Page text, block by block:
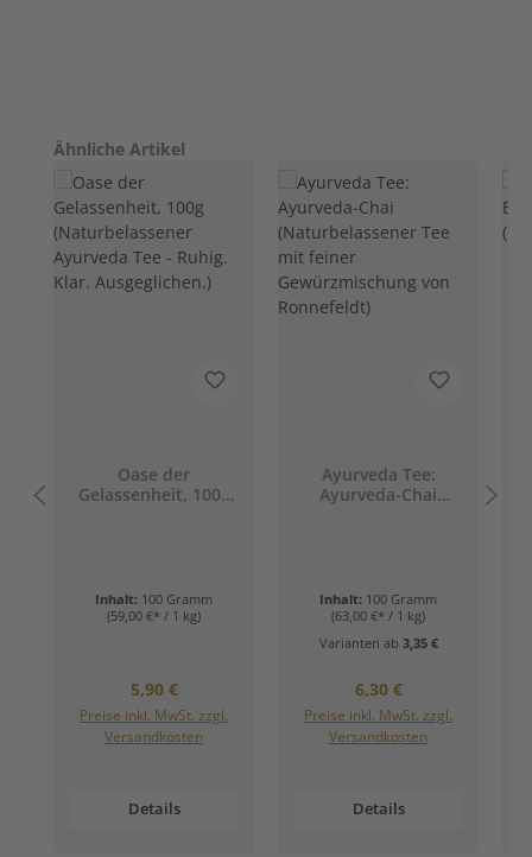
Produktgalerie überspringen
Ähnliche Artikel
Oase der
Gelassenheit, 100g
Inhalt: 100 Gramm
(59,00 €* / 1 kg)
Regulärer Preis:
5,90 €
Preise inkl. MwSt. zzgl.
Versandkosten
Details
Ayurveda Tee:
Ayurveda-Chai
Inhalt: 100 Gramm
(63,00 €* / 1 kg)
Varianten ab 3,35 €
Regulärer Preis:
6,30 €
Preise inkl. MwSt. zzgl.
Versandkosten
Details